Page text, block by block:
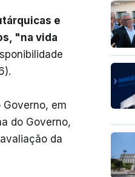
e
"na vida
em
do Governo,
da